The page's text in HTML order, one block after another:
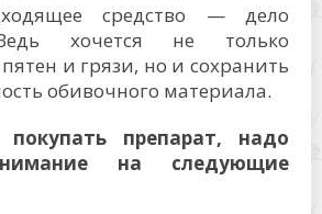
средство — дело
хочется не только
и грязи, но и сохранить
обивочного материала.
препарат, надо
на следующие